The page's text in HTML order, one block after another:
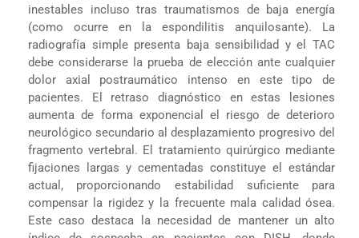
inestables incluso tras traumatismos de baja energía
(como ocurre en la espondilitis anquilosante). La
radiografía simple presenta baja sensibilidad y el TAC
debe considerarse la prueba de elección ante cualquier
dolor axial postraumático intenso en este tipo de
pacientes. El retraso diagnóstico en estas lesiones
aumenta de forma exponencial el riesgo de deterioro
neurológico secundario al desplazamiento progresivo del
fragmento vertebral. El tratamiento quirúrgico mediante
fijaciones largas y cementadas constituye el estándar
actual, proporcionando estabilidad suficiente para
compensar la rigidez y la frecuente mala calidad ósea.
Este caso destaca la necesidad de mantener un alto